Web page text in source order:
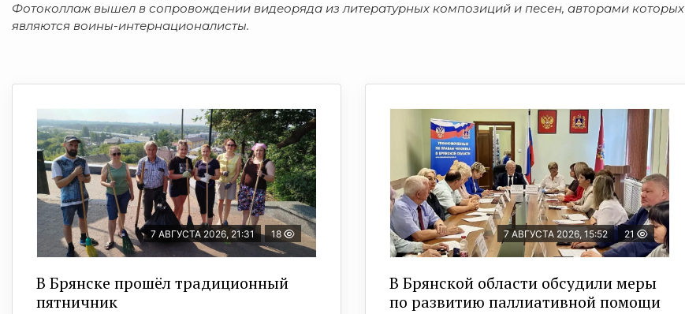
Фотоколлаж вышел в сопровождении видеоряда из литературных композиций и песен, авторами которых
являются воины-интернационалисты.
7 АВГУСТА 2026, 21:31 18
В Брянске прошёл традиционный
пятничник
7 АВГУСТА 2026, 15:52 21
В Брянской области обсудили меры
по развитию паллиативной помощи